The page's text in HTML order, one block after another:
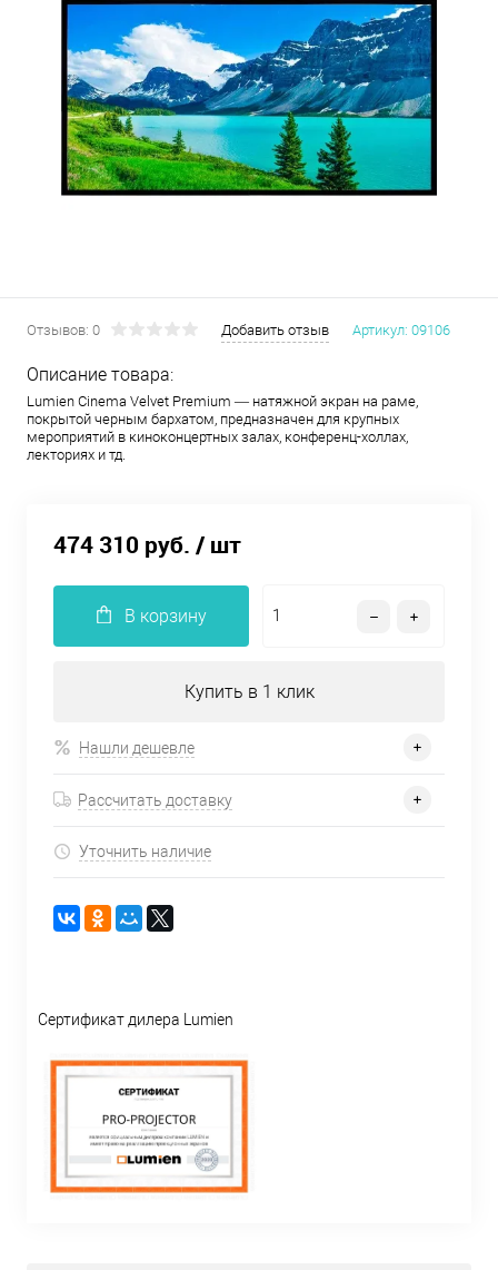
Отзывов: 0 Добавить отзыв Артикул: 09106
Описание товара:
Lumien Cinema Velvet Premium — натяжной экран на раме,
покрытой черным бархатом, предназначен для крупных
мероприятий в киноконцертных залах, конференц-холлах,
лекториях и тд.
474 310 руб. / шт
В корзину
Купить в 1 клик
Нашли дешевле
Рассчитать доставку
Уточнить наличие
Сертификат дилера Lumien